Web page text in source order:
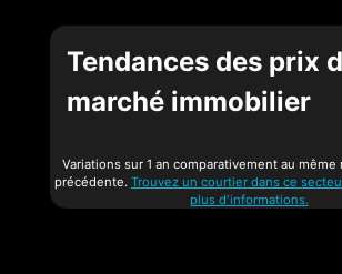
Tendances des prix
marché immobilier
Variations sur 1 an comparativement au
précédente. Trouvez un courtier dans ce
plus d'informations.